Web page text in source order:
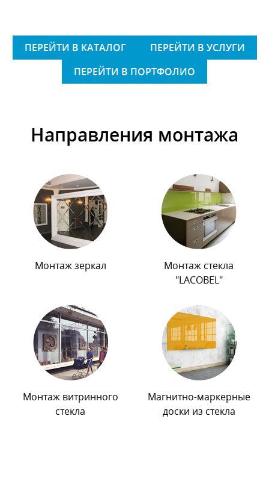
ПЕРЕЙТИ В КАТАЛОГ
ПЕРЕЙТИ В УСЛУГИ
ПЕРЕЙТИ В ПОРТФОЛИО
Направления монтажа
Монтаж зеркал
Монтаж стекла
"LACOBEL"
Монтаж витринного
стекла
Магнитно-маркерные
доски из стекла